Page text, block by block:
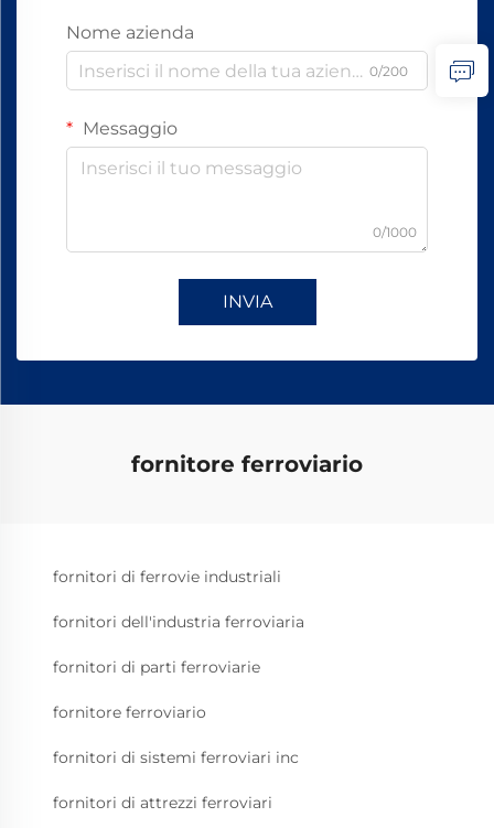
Nome azienda
0/200
Messaggio
0/1000
INVIA
fornitore ferroviario
fornitori di ferrovie industriali
fornitori dell'industria ferroviaria
fornitori di parti ferroviarie
fornitore ferroviario
fornitori di sistemi ferroviari inc
fornitori di attrezzi ferroviari